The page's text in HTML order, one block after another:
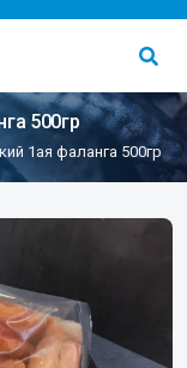
500гр
1ая фаланга 500гр